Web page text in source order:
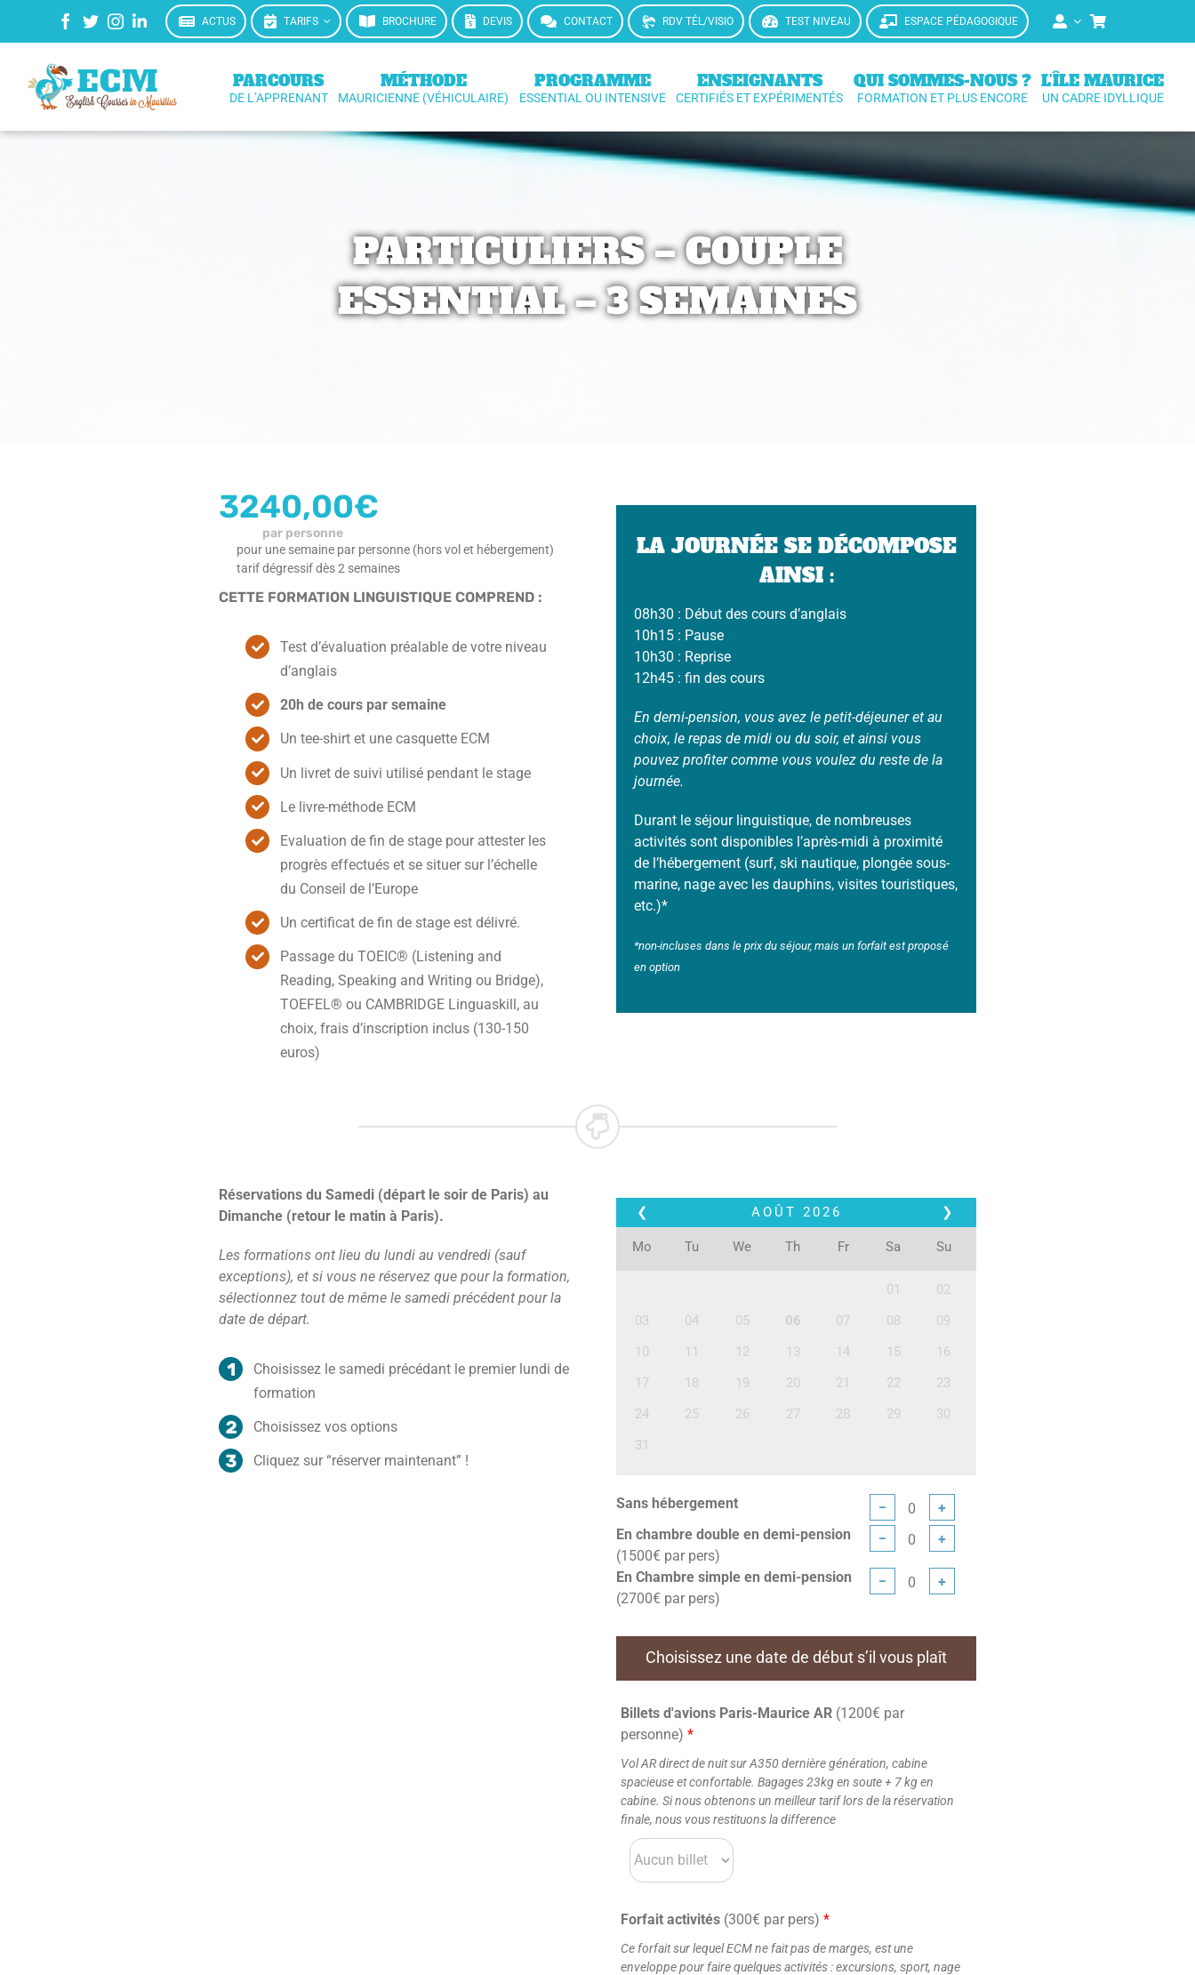
ACTUS TARIFS BROCHURE DEVIS CONTACT RDV TÉL/VISIO TEST NIVEAU ESPACE PÉDAGOGIQUE
PARCOURS
DE L’APPRENANT
MÉTHODE
MAURICIENNE (VÉHICULAIRE)
PROGRAMME
ESSENTIAL OU INTENSIVE
ENSEIGNANTS
CERTIFIÉS ET EXPÉRIMENTÉS
QUI SOMMES-NOUS ?
FORMATION ET PLUS ENCORE
L’ÎLE MAURICE
UN CADRE IDYLLIQUE
PARTICULIERS – COUPLE
ESSENTIAL – 3 SEMAINES
3240,00€
par personne
pour une semaine par personne (hors vol et hébergement)
tarif dégressif dès 2 semaines
CETTE FORMATION LINGUISTIQUE COMPREND :
Test d’évaluation préalable de votre niveau
d’anglais
20h de cours par semaine
Un tee-shirt et une casquette ECM
Un livret de suivi utilisé pendant le stage
Le livre-méthode ECM
Evaluation de fin de stage pour attester les
progrès effectués et se situer sur l’échelle
du Conseil de l’Europe
Un certificat de fin de stage est délivré.
Passage du TOEIC® (Listening and
Reading, Speaking and Writing ou Bridge),
TOEFEL® ou CAMBRIDGE Linguaskill, au
choix, frais d’inscription inclus (130-150
euros)
LA JOURNÉE SE DÉCOMPOSE
AINSI :
08h30 : Début des cours d’anglais
10h15 : Pause
10h30 : Reprise
12h45 : fin des cours
En demi-pension, vous avez le petit-déjeuner et au
choix, le repas de midi ou du soir, et ainsi vous
pouvez profiter comme vous voulez du reste de la
journée.
Durant le séjour linguistique, de nombreuses
activités sont disponibles l’après-midi à proximité
de l’hébergement (surf, ski nautique, plongée sous-
marine, nage avec les dauphins, visites touristiques,
etc.)*
*non-incluses dans le prix du séjour, mais un forfait est proposé
en option
Réservations du Samedi (départ le soir de Paris) au
Dimanche (retour le matin à Paris).
Les formations ont lieu du lundi au vendredi (sauf
exceptions), et si vous ne réservez que pour la formation,
sélectionnez tout de même le samedi précédent pour la
date de départ.
Choisissez le samedi précédant le premier lundi de
formation
Choisissez vos options
Cliquez sur “réserver maintenant” !
❮ ❯
AOÛT 2026
Mo Tu We Th Fr Sa Su
01
02
03
04 05 06 07 08
09
10
11 12 13 14 15
16
17
18 19 20 21 22
23
24
25 26 27 28 29
30
31
Sans hébergement −
+
En chambre double en demi-pension
(1500€ par pers)
− +
En Chambre simple en demi-pension
(2700€ par pers)
− +
Choisissez une date de début s’il vous plaît
Billets d'avions Paris-Maurice AR (1200€ par
personne)*
Vol AR direct de nuit sur A350 dernière génération, cabine
spacieuse et confortable. Bagages 23kg en soute + 7 kg en
cabine. Si nous obtenons un meilleur tarif lors de la réservation
finale, nous vous restituons la difference
Forfait activités (300€ par pers)*
Ce forfait sur lequel ECM ne fait pas de marges, est une
enveloppe pour faire quelques activités : excursions, sport, nage